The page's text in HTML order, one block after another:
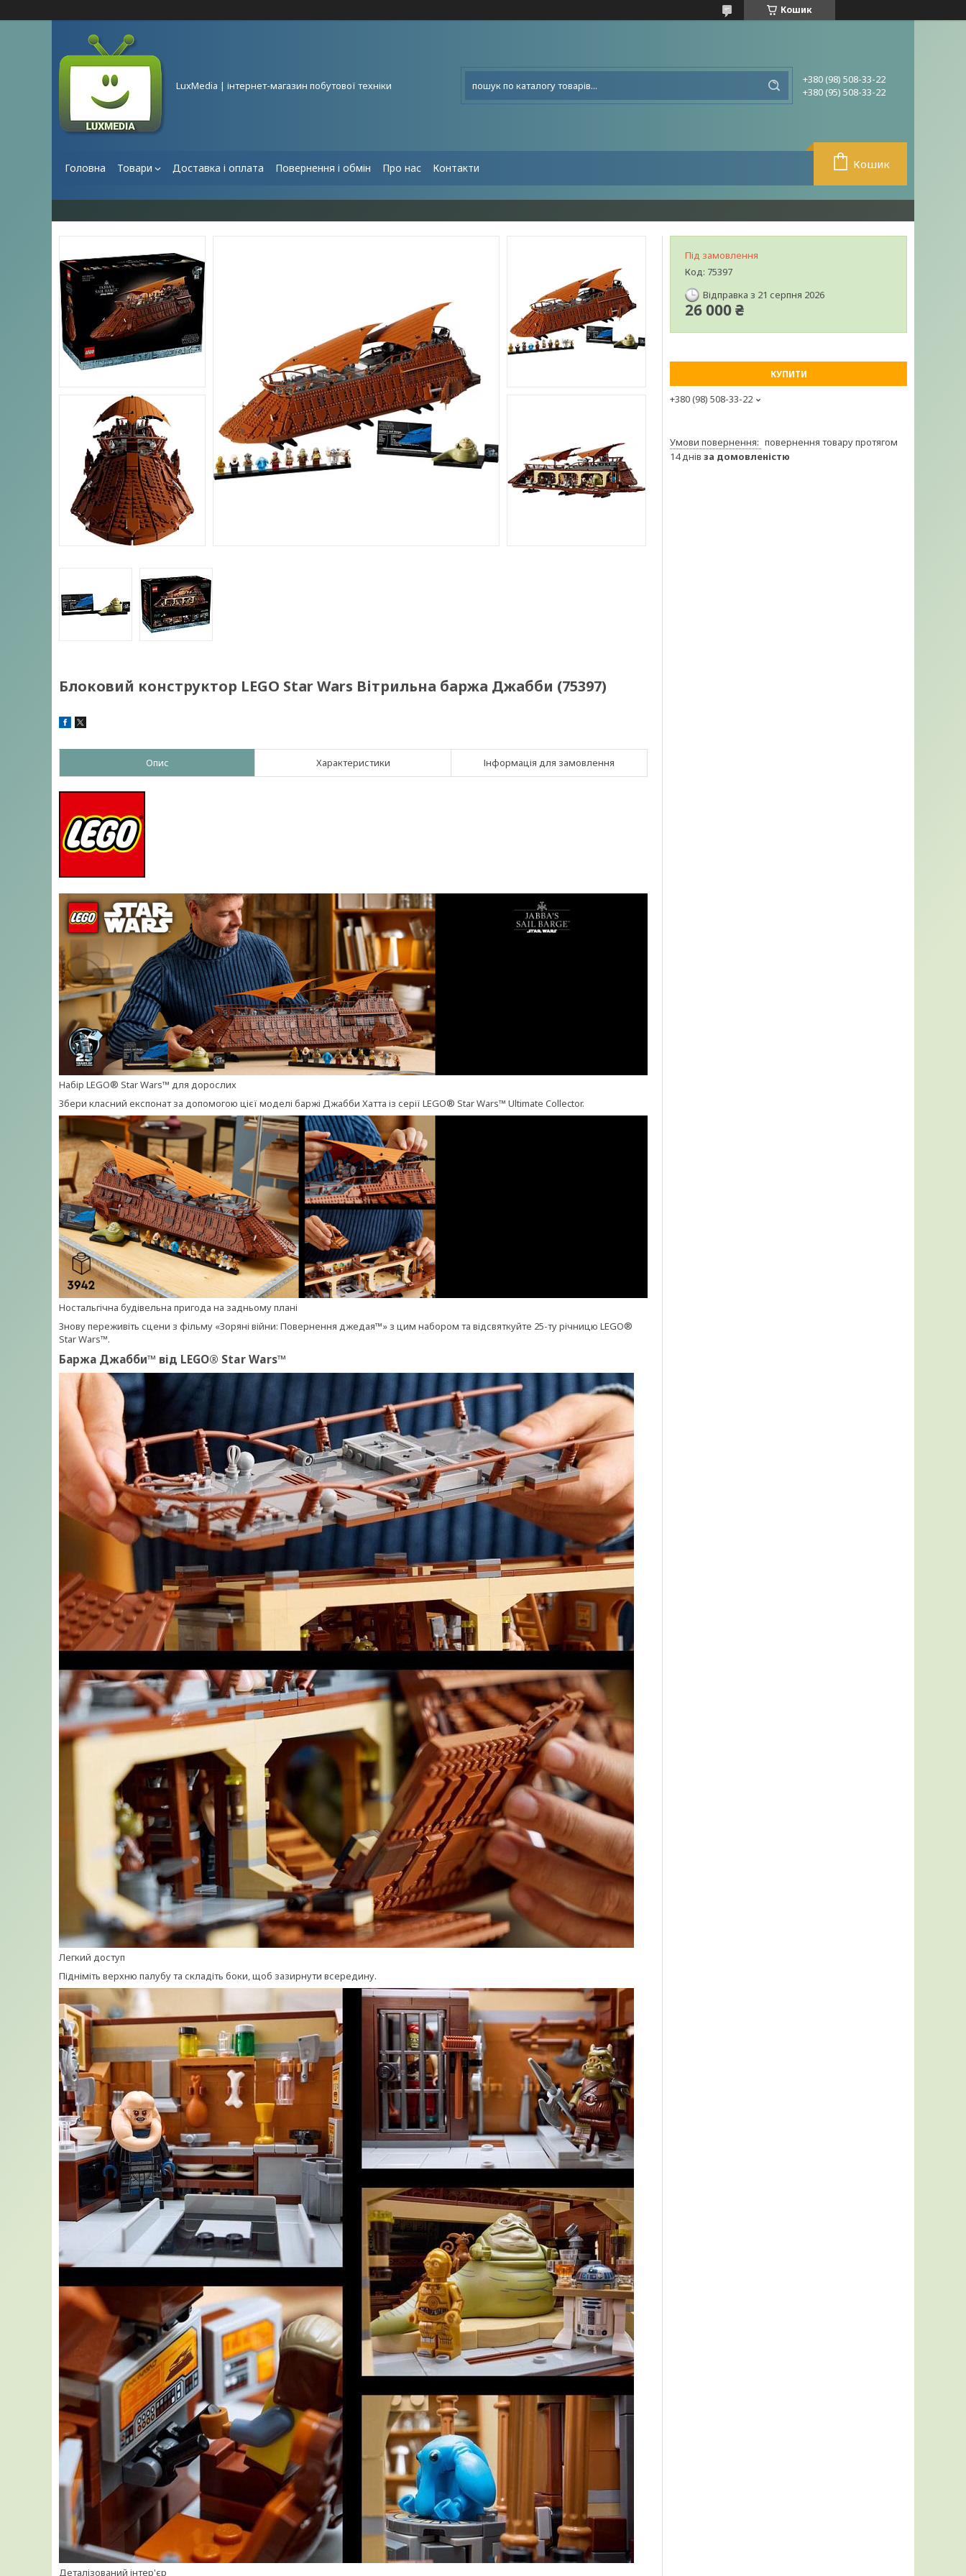
Кошик
LuxMedia | інтернет-магазин побутової техніки
+380 (98) 508-33-22
+380 (95) 508-33-22
Головна Товари Доставка і оплата Повернення і обмін Про нас Контакти Кошик
Блоковий конструктор LEGO Star Wars Вітрильна баржа Джабби (75397)
Опис Характеристики Інформація для замовлення
Набір LEGO® Star Wars™ для дорослих
Збери класний експонат за допомогою цієї моделі баржі Джабби Хатта із серії LEGO® Star Wars™ Ultimate Collector.
Ностальгічна будівельна пригода на задньому плані
Знову переживіть сцени з фільму «Зоряні війни: Повернення джедая™» з цим набором та відсвяткуйте 25-ту річницю LEGO®
Star Wars™.
Баржа Джабби™ від LEGO® Star Wars™
Легкий доступ
Підніміть верхню палубу та складіть боки, щоб зазирнути всередину.
Деталізований інтер'єр
Під замовлення
Код: 75397
Відправка з 21 серпня 2026
26 000 ₴
КУПИТИ
+380 (98) 508-33-22
повернення товару протягом
14 днів за домовленістю